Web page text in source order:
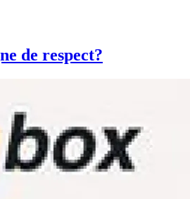
de respect?